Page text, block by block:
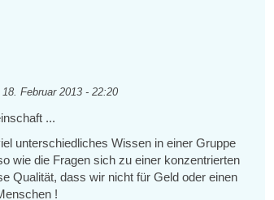
18. Februar 2013 - 22:20
...
unterschiedliches Wissen in einer Gruppe
wie die Fragen sich zu einer konzentrierten
Qualität, dass wir nicht für Geld oder einen
!